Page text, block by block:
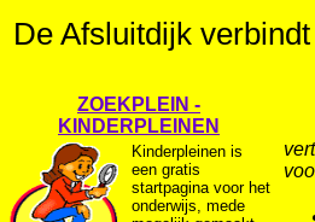
De Afsluitdijk
ZOEKPLEIN -
KINDERPLEINEN
Kinderpleinen is
een gratis
startpagina voor het
onderwijs, mede